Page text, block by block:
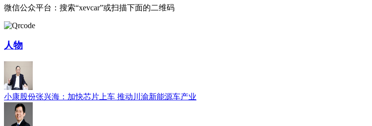
微信公众平台：搜索“xevcar”或扫描下面的二维码
人物
小康股份张兴海：加快芯片上车 推动川渝新能源车产业